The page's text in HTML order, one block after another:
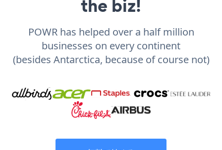
the biz!
POWR has helped over a half million
businesses on every continent
(besides Antarctica, because of course not)